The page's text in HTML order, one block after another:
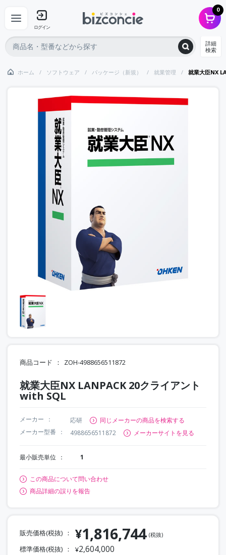
ログイン
0
詳細
検索
ホーム ソフトウェア パッケージ（新規） 就業管理 就業大臣NX
商品コード ZOH-4988656511872
就業大臣NX LANPACK 20クライアント
with SQL
メーカー 応研
同じメーカーの商品を検索する
メーカー型番
4988656511872 メーカーサイトを見る
最小販売単位 1
この商品について問い合わせ
商品詳細の誤りを報告
販売価格(税抜) ¥1,816,744 (税抜)
標準価格(税抜) ¥2,604,000